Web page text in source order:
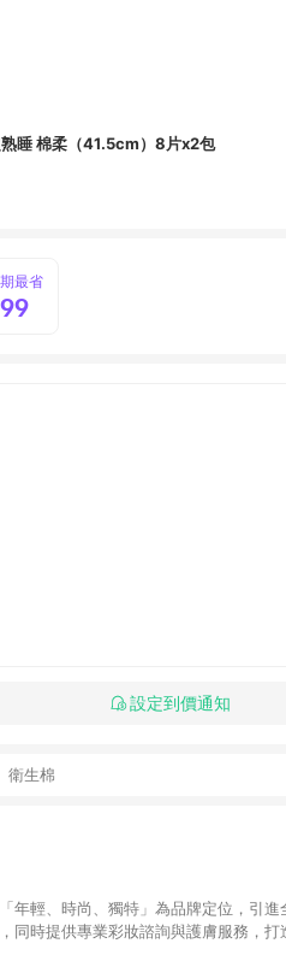
熟睡 棉柔（41.5cm）8片x2包
最省
設定到價通知
衛生棉
年輕、時尚、獨特」為品牌定位，引
同時提供專業彩妝諮詢與護膚服務，打